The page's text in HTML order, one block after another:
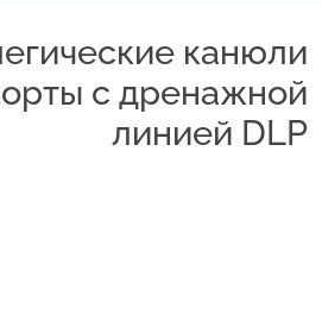
канюли
с дренажной
линией DLP